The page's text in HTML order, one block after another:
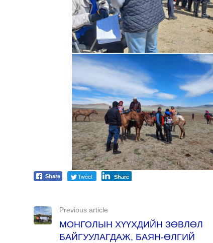
Share Tweet Share
Previous article
МОНГОЛЫН ХҮҮХДИЙН ЗӨВЛӨЛ
БАЙГУУЛАГДАЖ, БАЯН-ӨЛГИЙ